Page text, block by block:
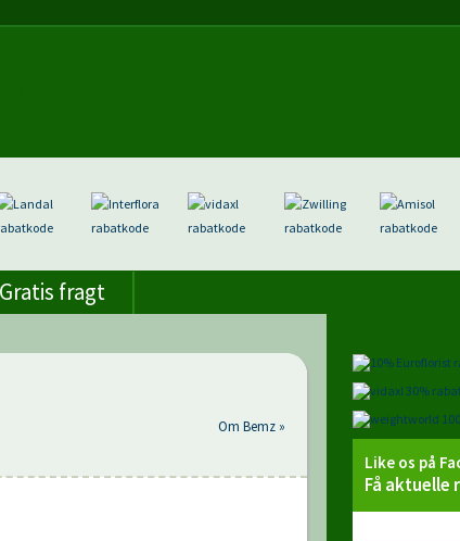
Gratis fragt
Om Bemz »
Like os på
Få